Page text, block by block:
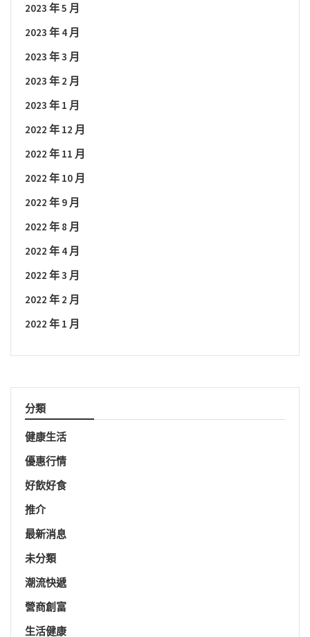
2023 年 5 月
2023 年 4 月
2023 年 3 月
2023 年 2 月
2023 年 1 月
2022 年 12 月
2022 年 11 月
2022 年 10 月
2022 年 9 月
2022 年 8 月
2022 年 4 月
2022 年 3 月
2022 年 2 月
2022 年 1 月
分類
健康生活
優惠行情
好飲好食
推介
最新消息
未分類
潮流快遞
營商創富
生活健康